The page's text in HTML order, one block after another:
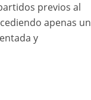
previos al
apenas un
y